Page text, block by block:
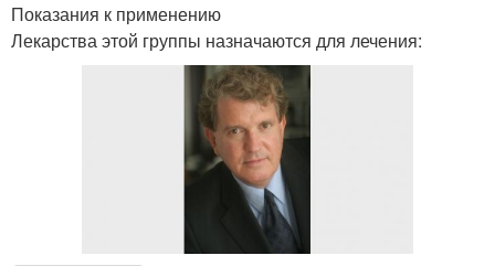
Показания к применению
Лекарства этой группы назначаются для лечения: